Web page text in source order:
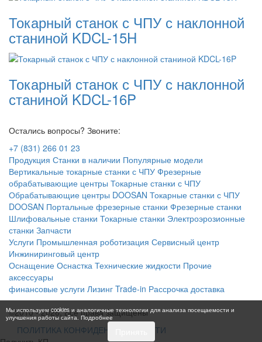
Токарный станок с ЧПУ с наклонной
станиной KDCL-15H
Токарный станок с ЧПУ с наклонной
станиной KDCL-16P
Остались вопросы? Звоните:
+7 (831) 266 01 23
Продукция Станки в наличии Популярные модели
Вертикальные токарные станки с ЧПУ Фрезерные
обрабатывающие центры Токарные станки с ЧПУ
Обрабатывающие центры DOOSAN Токарные станки с ЧПУ
DOOSAN Портальные фрезерные станки Фрезерные станки
Шлифовальные станки Токарные станки Электроэрозионные
станки Запчасти
Услуги Промышленная роботизация Сервисный центр
Инжиниринговый центр
Оснащение Оснастка Технические жидкости Прочие
аксессуары
финансовые услуги Лизинг Trade-in Рассрочка доставка
©2010 - 2026, Все права защищены
ПОЛИТИКА КОНФИДЕНЦИАЛЬНОСТИ
Мы используем cookies и аналогичные технологии для анализа посещаемости и
улучшения работы сайта. Подробнее